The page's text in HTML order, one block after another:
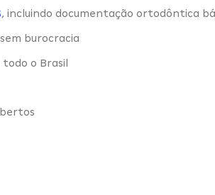
, incluindo documentação ortodôntica
burocracia
o Brasil